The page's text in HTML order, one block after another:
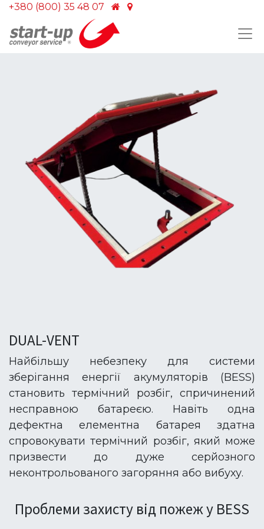
+380 (800) 35 48 07
DUAL-VENT
Найбільшу небезпеку для системи
зберігання енергії акумуляторів (BESS)
становить термічний розбіг, спричинений
несправною батареєю. Навіть одна
дефектна елементна батарея здатна
спровокувати термічний розбіг, який може
призвести до дуже серйозного
неконтрольованого загоряння або вибуху.
Проблеми захисту від пожеж у BESS